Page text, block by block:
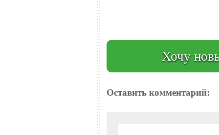
Хочу
Оставить комментарий: